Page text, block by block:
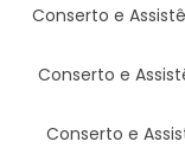
Conserto e
Conserto e
Conserto e